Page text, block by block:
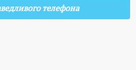
телефона